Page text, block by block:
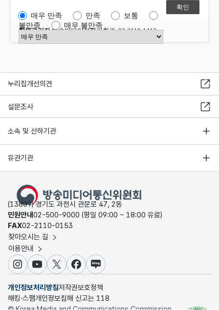
매우 만족 만족
보통
불만족
매우 불만족
만족도 점수 선택
항목관리자방송미디어정책기획과 02-2110-1412
누리집개선의견
설문조사
소속 및 산하기관
유관기관
(13809) 경기도 과천시 관문로 47, 2동
민원안내02-500-9000 (평일 09:00 ~ 18:00 유료)
FAX02-2110-0153
찾아오시는 길
이용안내
인스타그램
유튜브X 페이스북
블로그
개인정보처리방침저작권보호정책
해킹·스팸개인정보침해 신고는 118